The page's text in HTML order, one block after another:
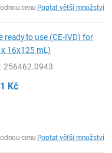
cenu Poptat větší množství
to use (CE-IVD) for
16x125 mL)
: 256462.0943
Kč
cenu Poptat větší množství